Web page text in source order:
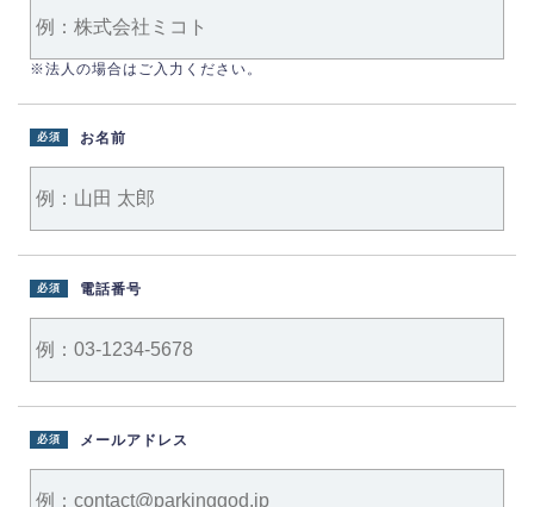
※法人の場合はご入力ください。
お名前
必須
電話番号
必須
メールアドレス
必須